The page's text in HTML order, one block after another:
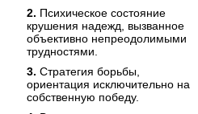
2. Психическое состояние
крушения надежд, вызванное
объективно непреодолимыми
трудностями.
3. Стратегия борьбы,
ориентация исключительно на
собственную победу.